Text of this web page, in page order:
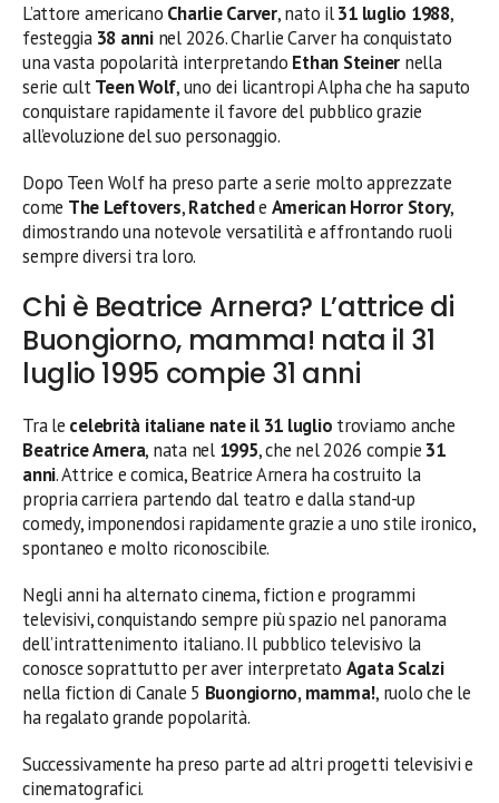
L’attore americano Charlie Carver, nato il31 luglio 1988,
festeggia 38 anninel 2026. Charlie Carver ha conquistato
una vasta popolarità interpretando Ethan Steiner nella
serie cultTeen Wolf, uno dei licantropi Alpha che ha saputo
conquistare rapidamente il favore del pubblico grazie
all’evoluzione del suo personaggio.
Dopo Teen Wolf ha preso parte a serie molto apprezzate
come The Leftovers,Ratchede American Horror Story,
dimostrando una notevole versatilità e affrontando ruoli
sempre diversi tra loro.
Chi è Beatrice Arnera? L’attrice di
Buongiorno, mamma! nata il 31
luglio 1995 compie 31 anni
Tra le celebrità italiane nate il 31 luglio troviamo anche
Beatrice Arnera, nata nel 1995, che nel 2026 compie 31
anni. Attrice e comica, Beatrice Arnera ha costruito la
propria carriera partendo dal teatro e dalla stand-up
comedy, imponendosi rapidamente grazie a uno stile ironico,
spontaneo e molto riconoscibile.
Negli anni ha alternato cinema, fiction e programmi
televisivi, conquistando sempre più spazio nel panorama
dell’intrattenimento italiano. Il pubblico televisivo la
conosce soprattutto per aver interpretato Agata Scalzi
nella fiction di Canale 5 Buongiorno, mamma!, ruolo che le
ha regalato grande popolarità.
Successivamente ha preso parte ad altri progetti televisivi e
cinematografici.